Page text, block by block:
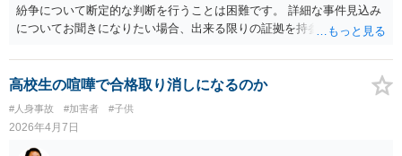
紛争について断定的な判断を行うことは困難です。 詳細な事件見込み
についてお聞きになりたい場合、出来る限りの証拠を持参され、最寄
高校生の喧嘩で合格取り消しになるのか
#人身事故 #加害者 #子供
2026年4月7日